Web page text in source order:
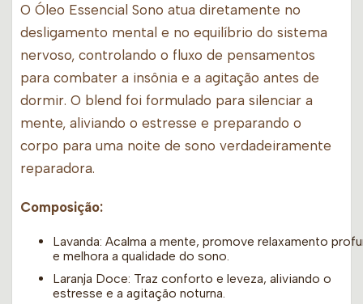
O Óleo Essencial Sono atua diretamente no
desligamento mental e no equilíbrio do sistema
nervoso, controlando o fluxo de pensamentos
para combater a insônia e a agitação antes de
dormir. O blend foi formulado para silenciar a
mente, aliviando o estresse e preparando o
corpo para uma noite de sono verdadeiramente
reparadora.
Composição:
Lavanda: Acalma a mente, promove relaxamento
e melhora a qualidade do sono.
Laranja Doce: Traz conforto e leveza, aliviando o
estresse e a agitação noturna.